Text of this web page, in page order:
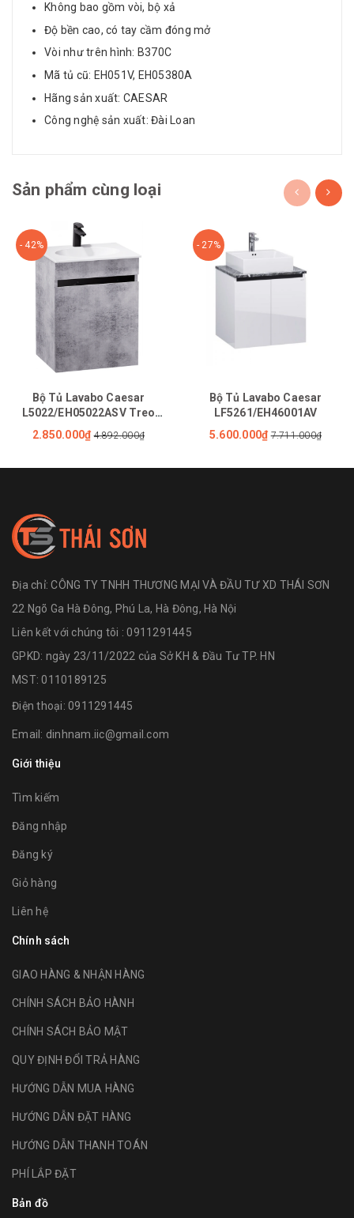
Không bao gồm vòi, bộ xả
Độ bền cao, có tay cầm đóng mở
Vòi như trên hình: B370C
Mã tủ cũ: EH051V, EH05380A
Hãng sản xuất: CAESAR
Công nghệ sản xuất: Đài Loan
Sản phẩm cùng loại
- 42%
Bộ Tủ Lavabo Caesar
L5022/EH05022ASV Treo
Tường
2.850.000₫ 4.892.000₫
- 27%
Bộ Tủ Lavabo Caesar
LF5261/EH46001AV
5.600.000₫ 7.711.000₫
Địa chỉ:CÔNG TY TNHH THƯƠNG MẠI VÀ ĐẦU TƯ XD THÁI SƠN
22 Ngõ Ga Hà Đông, Phú La, Hà Đông, Hà Nội
Liên kết với chúng tôi : 0911291445
GPKD: ngày 23/11/2022 của Sở KH & Đầu Tư TP. HN
MST: 0110189125
Điện thoại: 0911291445
Email: dinhnam.iic@gmail.com
Giới thiệu
Tìm kiếm
Đăng nhập
Đăng ký
Giỏ hàng
Liên hệ
Chính sách
GIAO HÀNG & NHẬN HÀNG
CHÍNH SÁCH BẢO HÀNH
CHÍNH SÁCH BẢO MẬT
QUY ĐỊNH ĐỔI TRẢ HÀNG
HƯỚNG DẪN MUA HÀNG
HƯỚNG DẪN ĐẶT HÀNG
HƯỚNG DẪN THANH TOÁN
PHÍ LẮP ĐẶT
Bản đồ